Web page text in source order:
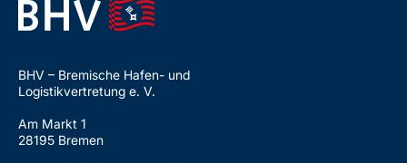
BHV – Bremische Hafen- und
Logistikvertretung e. V.
Am Markt 1
28195 Bremen